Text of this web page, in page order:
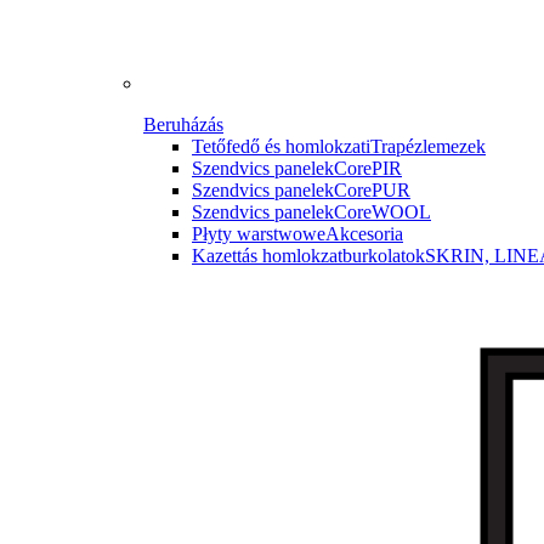
Beruházás
Tetőfedő és homlokzatiTrapézlemezek
Szendvics panelekCorePIR
Szendvics panelekCorePUR
Szendvics panelekCoreWOOL
Płyty warstwoweAkcesoria
Kazettás homlokzatburkolatokSKRIN,